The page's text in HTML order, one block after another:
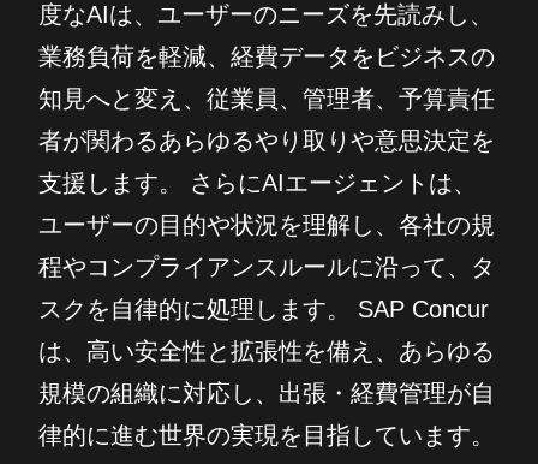
度なAIは、ユーザーのニーズを先読みし、
業務負荷を軽減、経費データをビジネスの
知見へと変え、従業員、管理者、予算責任
者が関わるあらゆるやり取りや意思決定を
支援します。 さらにAIエージェントは、
ユーザーの目的や状況を理解し、各社の規
程やコンプライアンスルールに沿って、タ
スクを自律的に処理します。 SAP Concur
は、高い安全性と拡張性を備え、あらゆる
規模の組織に対応し、出張・経費管理が自
律的に進む世界の実現を目指しています。